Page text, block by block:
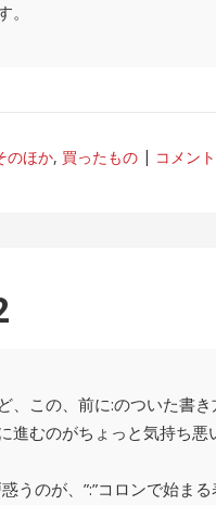
のほか, 買ったもの コメン
、この、前に:のついた書
むのがちょっと気持ち悪
うのが、”:”コロンで始ま